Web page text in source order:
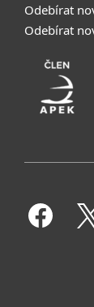
Odebírat
Odebírat